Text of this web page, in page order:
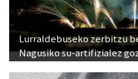
Lurraldebuseko zerbitzu
Nagusiko su-artifizialez